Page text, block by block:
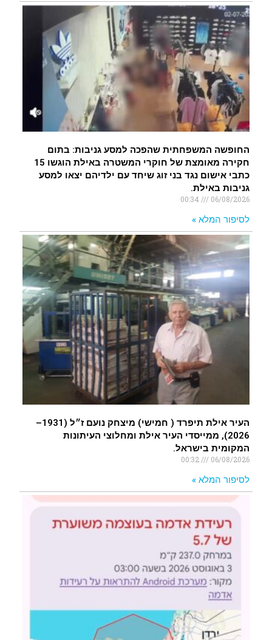
החופשה המשפחתית שהפכה למסע גניבות: בתום
חקירה מאומצת של חוקרי המשטרה באילת הוגשו 15
כתבי אישום נגד בני זוג שיחד עם ילדיהם יצאו למסע
גניבות באילת.
06/08/2026
לסיפור המלא »
העיר אילת תיפרד ( חמישי) מיצחק נועם ז״ל (1931–
2026), ממייסדי העיר אילת ומחלוצי העיתונות
המקומית בישראל.
06/08/2026
00:32
לסיפור המלא »